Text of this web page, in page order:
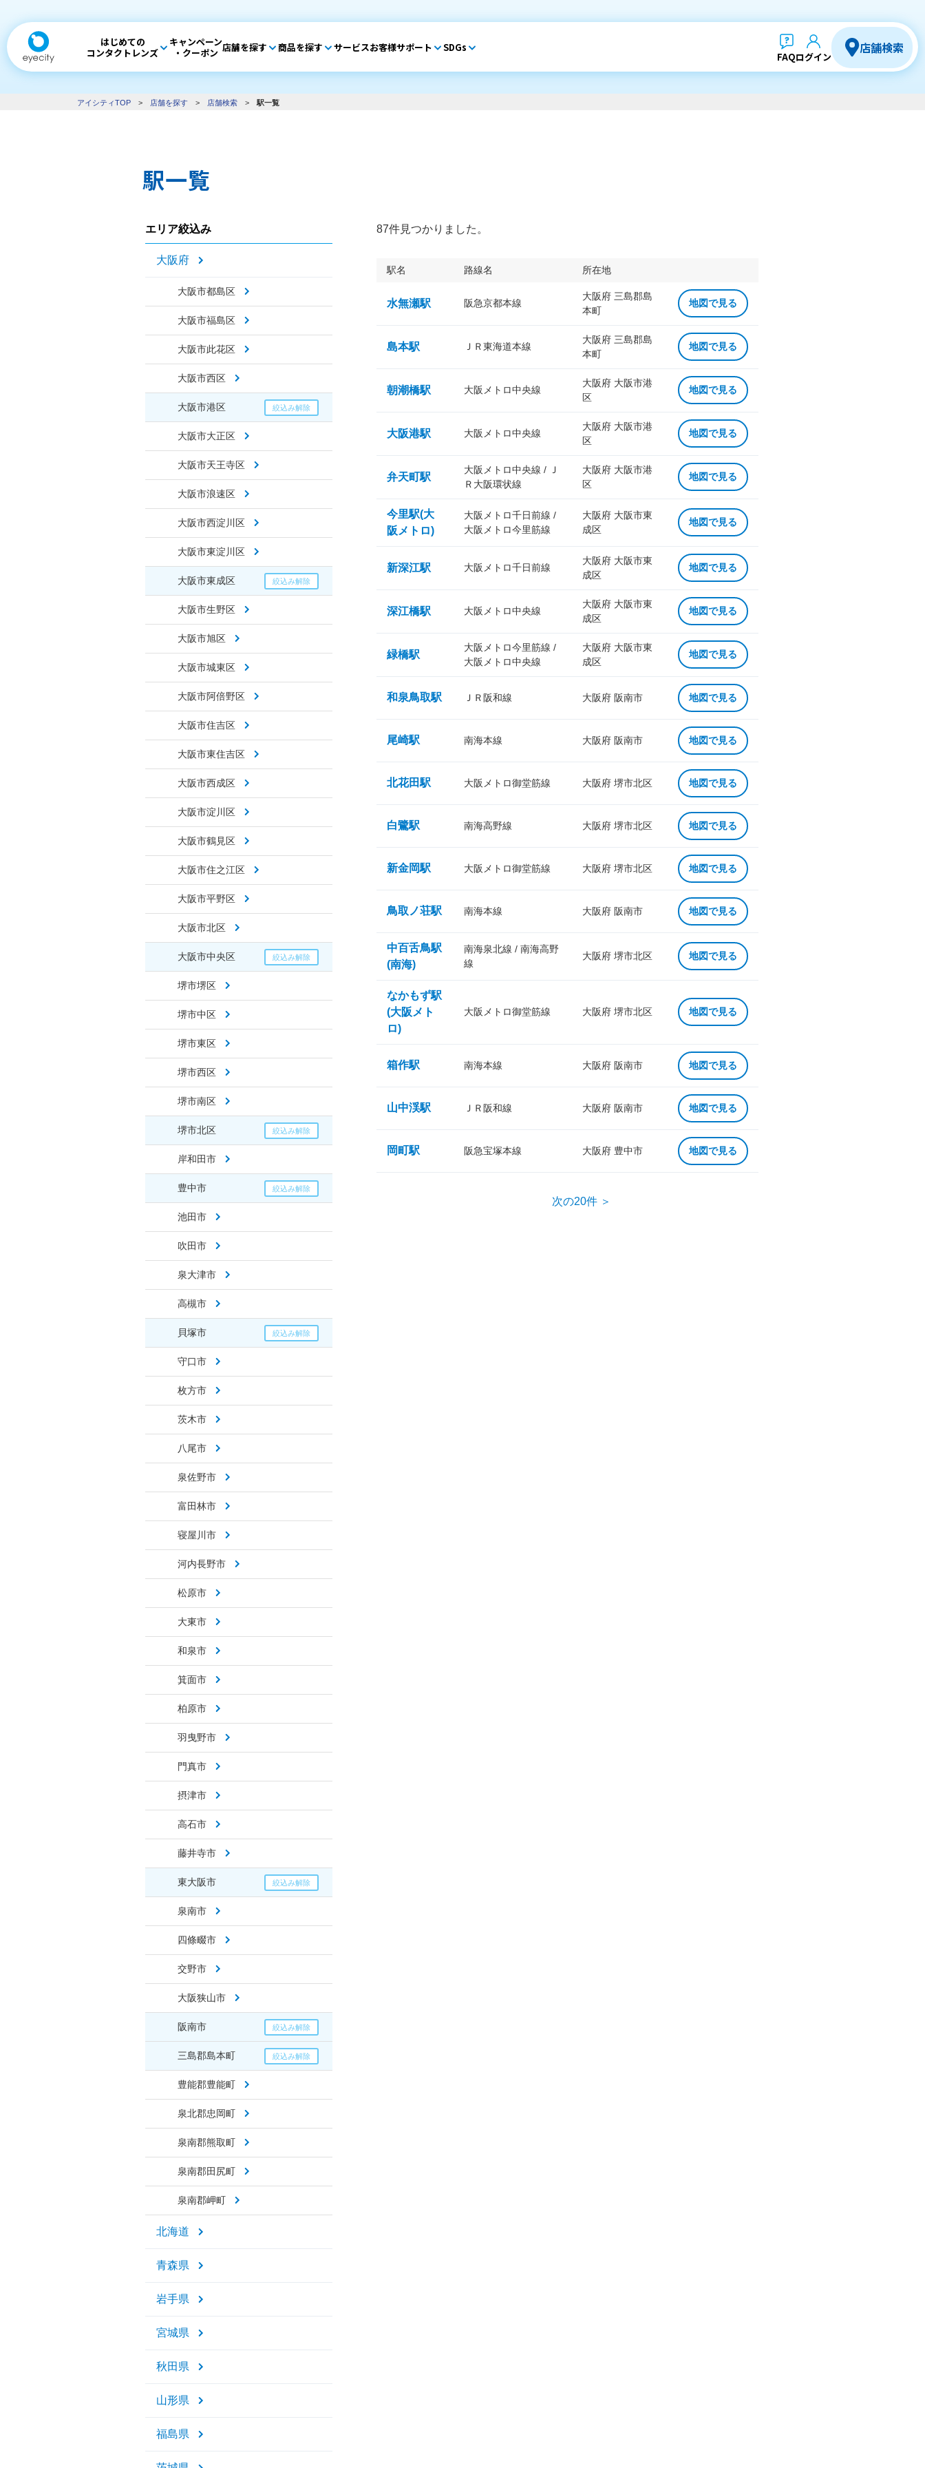
はじめての
コンタクトレンズ
キャンペーン
・クーポン 店舗を探す 商品を探す サービスお客様サポート SDGs
FAQログイン
店舗検索
アイシティTOP > 店舗を探す > 店舗検索 > 駅一覧
駅一覧
エリア絞込み
大阪府
大阪市都島区
大阪市福島区
大阪市此花区
大阪市西区
大阪市港区
大阪市大正区
大阪市天王寺区
大阪市浪速区
大阪市西淀川区
大阪市東淀川区
大阪市東成区
大阪市生野区
大阪市旭区
大阪市城東区
大阪市阿倍野区
大阪市住吉区
大阪市東住吉区
大阪市西成区
大阪市淀川区
大阪市鶴見区
大阪市住之江区
大阪市平野区
大阪市北区
大阪市中央区
堺市堺区
堺市中区
堺市東区
堺市西区
堺市南区
堺市北区
岸和田市
豊中市
池田市
吹田市
泉大津市
高槻市
貝塚市
守口市
枚方市
茨木市
八尾市
泉佐野市
富田林市
寝屋川市
河内長野市
松原市
大東市
和泉市
箕面市
柏原市
羽曳野市
門真市
摂津市
高石市
藤井寺市
東大阪市
泉南市
四條畷市
交野市
大阪狭山市
阪南市
三島郡島本町
豊能郡豊能町
泉北郡忠岡町
泉南郡熊取町
泉南郡田尻町
泉南郡岬町
北海道
青森県
岩手県
宮城県
秋田県
山形県
福島県
87件見つかりました。
駅名 路線名 所在地
水無瀬駅 阪急京都本線
大阪府 三島郡島
本町
地図で見る
島本駅 ＪＲ東海道本線
大阪府 三島郡島
本町
地図で見る
朝潮橋駅 大阪メトロ中央線
大阪府 大阪市港
区
地図で見る
大阪港駅 大阪メトロ中央線
大阪府 大阪市港
区
地図で見る
弁天町駅
大阪メトロ中央線 / Ｊ
Ｒ大阪環状線
大阪府 大阪市港
区
地図で見る
今里駅(大
阪メトロ)
大阪メトロ千日前線 /
大阪メトロ今里筋線
大阪府 大阪市東
成区
地図で見る
新深江駅 大阪メトロ千日前線
大阪府 大阪市東
成区
地図で見る
深江橋駅 大阪メトロ中央線
大阪府 大阪市東
成区
地図で見る
緑橋駅
大阪メトロ今里筋線 /
大阪メトロ中央線
大阪府 大阪市東
成区
地図で見る
和泉鳥取駅 ＪＲ阪和線 大阪府 阪南市 地図で見る
尾崎駅 南海本線 大阪府 阪南市 地図で見る
北花田駅 大阪メトロ御堂筋線 大阪府 堺市北区 地図で見る
白鷺駅 南海高野線 大阪府 堺市北区 地図で見る
新金岡駅 大阪メトロ御堂筋線 大阪府 堺市北区 地図で見る
鳥取ノ荘駅 南海本線 大阪府 阪南市 地図で見る
中百舌鳥駅
(南海)
南海泉北線 / 南海高野
線
大阪府 堺市北区 地図で見る
なかもず駅
(大阪メト
ロ)
大阪メトロ御堂筋線 大阪府 堺市北区 地図で見る
箱作駅 南海本線 大阪府 阪南市 地図で見る
山中渓駅 ＪＲ阪和線 大阪府 阪南市 地図で見る
岡町駅 阪急宝塚本線 大阪府 豊中市 地図で見る
次の20件 ＞